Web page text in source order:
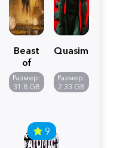
Beast
of
Reincarnation
Размер:
31.8 GB
Quasimorph
Размер:
2.33 GB
9